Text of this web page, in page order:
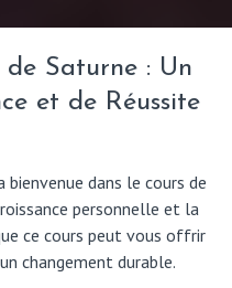
de Saturne : Un
et de Réussite
dans le cours de
personnelle et la
ce cours peut vous offrir
changement durable.